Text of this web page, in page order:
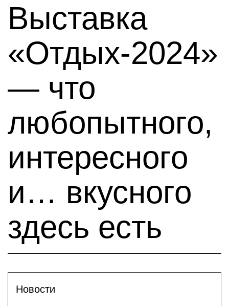
Выставка
«Отдых-2024»
— что
любопытного,
интересного
и… вкусного
здесь есть
Новости